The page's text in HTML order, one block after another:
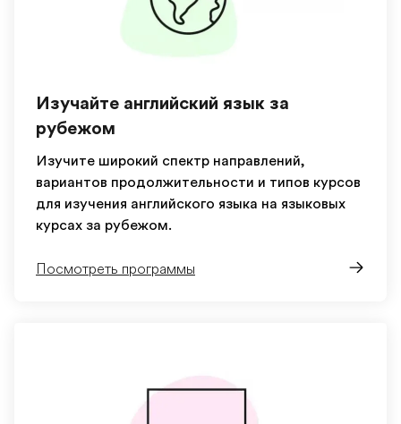
Изучайте английский язык за
рубежом
Изучите широкий спектр направлений,
вариантов продолжительности и типов курсов
для изучения английского языка на языковых
курсах за рубежом.
Посмотреть программы